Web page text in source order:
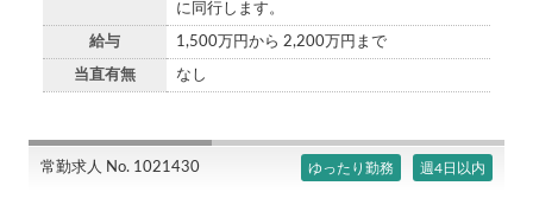
に同行します。
給与 1,500万円から 2,200万円まで
当直有無 なし
常勤求人 No. 1021430 ゆったり勤務 週4日以内